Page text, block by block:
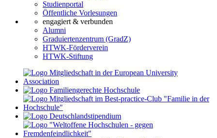
Studienportal
Öffentliche Vorlesungen
engagiert & verbunden
Alumni
Graduiertenzentrum (GradZ)
HTWK-Förderverein
HTWK-Stiftung